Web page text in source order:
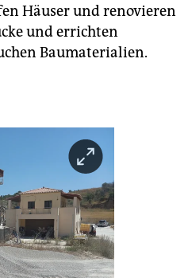
Häuser und renovieren
und errichten
Baumaterialien.